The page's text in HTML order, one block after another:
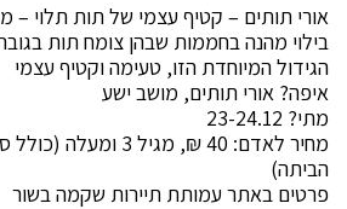
אורי תותים – קטיף עצמי של תות תלוי –
בילוי מהנה בחממות שבהן צומח תות
הגידול המיוחדת הזו, טעימה וקטיף עצמי
איפה? אורי תותים, מושב ישע
מתי? 23-24.12
מחיר לאדם: 40 ₪, מגיל
הביתה)
פרטים באתר עמותת תיירות שקמה בשור